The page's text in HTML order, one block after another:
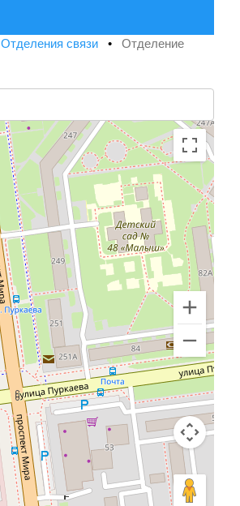
Отделения связи • Отделение